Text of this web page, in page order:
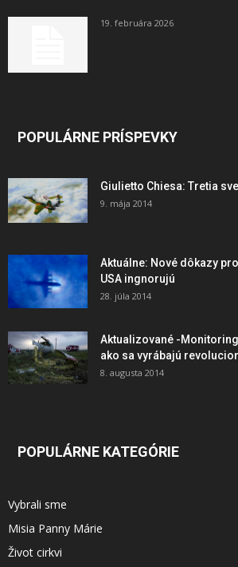
19. februára 2026
POPULÁRNE PRÍSPEVKY
Giulietto Chiesa: Tretia
9. mája 2014
Aktuálne: Nové dôkazy
USA ingnorujú
28. júla 2014
Aktualizované -
ako sa vyrábajú
8. augusta 2014
POPULÁRNE KATEGÓRIE
Vybrali sme
Misia Panny Márie
Život cirkvi